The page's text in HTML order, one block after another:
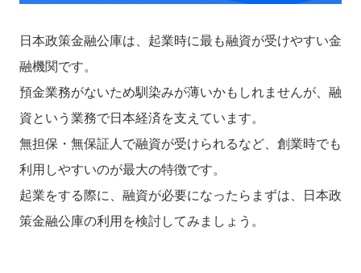
日本政策金融公庫は、起業時に最も融資が受けやすい金
融機関です。
預金業務がないため馴染みが薄いかもしれませんが、融
資という業務で日本経済を支えています。
無担保・無保証人で融資が受けられるなど、創業時でも
利用しやすいのが最大の特徴です。
起業をする際に、融資が必要になったらまずは、日本政
策金融公庫の利用を検討してみましょう。